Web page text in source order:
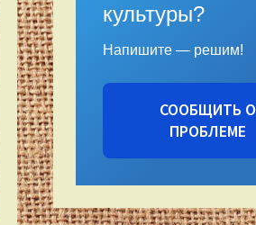
культуры?
Напишите — решим!
СООБЩИТЬ О
ПРОБЛЕМЕ